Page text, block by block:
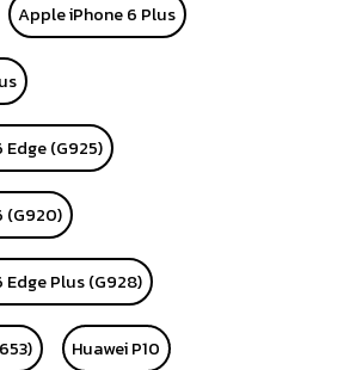
Apple iPhone 6 Plus
Edge (G925)
(G920)
Edge Plus (G928)
Huawei P10